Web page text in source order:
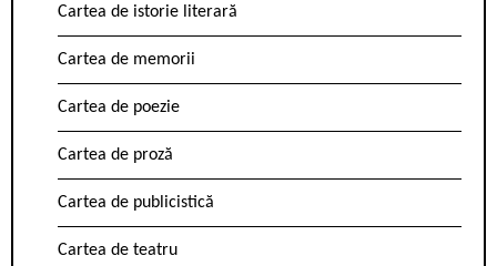
Cartea de istorie literară
Cartea de memorii
Cartea de poezie
Cartea de proză
Cartea de publicistică
Cartea de teatru